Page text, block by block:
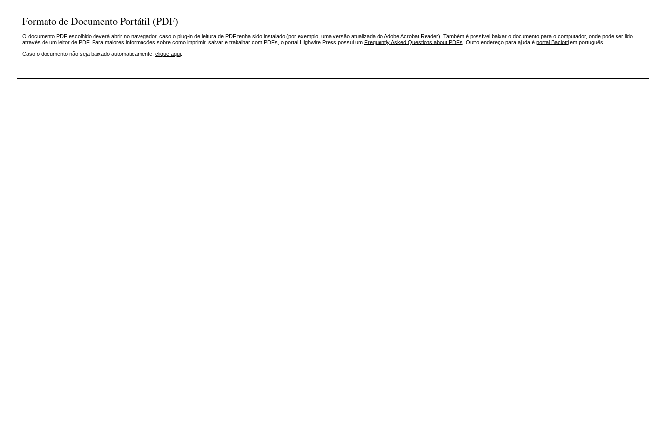
Formato de Documento Portátil (PDF)
O documento PDF escolhido deverá abrir no navegador, caso o plug-in de leitura de PDF tenha sido instalado (por exemplo, uma versão atualizada doAdobe Acrobat Reader). Também é possível baixar o documento para o computador, onde pode ser lido
através de um leitor de PDF. Para maiores informações sobre como imprimir, salvar e trabalhar com PDFs, o portal Highwire Press possui um Frequently Asked Questions about PDFs . Outro endereço para ajuda é portal Baciottiem português.
Caso o documento não seja baixado automaticamente, clique aqui.